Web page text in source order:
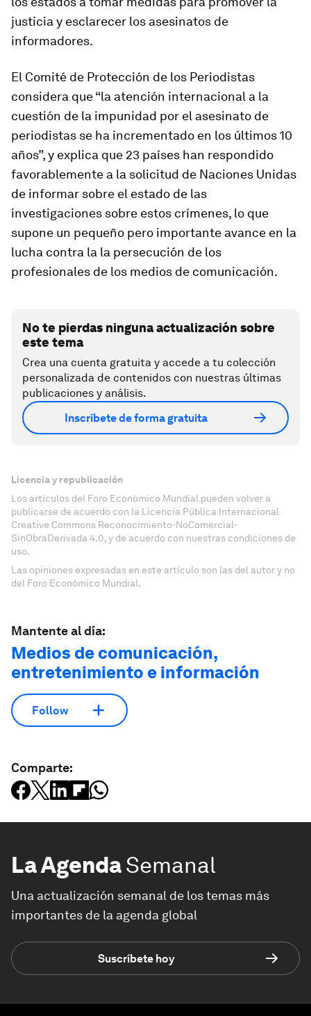
justicia y esclarecer los asesinatos de
informadores.
El Comité de Protección de los Periodistas
considera que “la atención internacional a la
cuestión de la impunidad por el asesinato de
periodistas se ha incrementado en los últimos 10
años”, y explica que 23 países han respondido
favorablemente a la solicitud de Naciones Unidas
de informar sobre el estado de las
investigaciones sobre estos crímenes, lo que
supone un pequeño pero importante avance en la
lucha contra la la persecución de los
profesionales de los medios de comunicación.
No te pierdas ninguna actualización sobre
este tema
Crea una cuenta gratuita y accede a tu colección
personalizada de contenidos con nuestras últimas
publicaciones y análisis.
Inscríbete de forma gratuita
Licencia y republicación
Los artículos del Foro Económico Mundial pueden volver a
publicarse de acuerdo con la Licencia Pública Internacional
Creative Commons Reconocimiento-NoComercial-
SinObraDerivada 4.0, y de acuerdo con nuestras condiciones de
uso.
Las opiniones expresadas en este artículo son las del autor y no
del Foro Económico Mundial.
Mantente al día:
Medios de comunicación,
entretenimiento e información
Follow
Comparte:
La AgendaSemanal
Una actualización semanal de los temas más
importantes de la agenda global
Suscríbete hoy